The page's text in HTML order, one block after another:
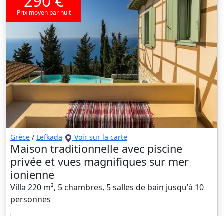
Prix moyen par nuit
Grèce / Lefkada Voir sur la carte
Maison traditionnelle avec piscine
privée et vues magnifiques sur mer
ionienne
Villa 220 m², 5 chambres, 5 salles de bain jusqu'à 10
personnes